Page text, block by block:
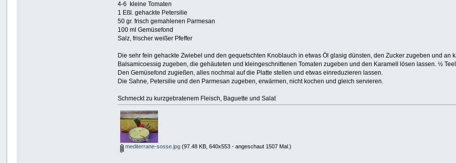
4-6 kleine Tomaten
1 Eßl. gehackte Petersilie
50 gr. frisch gemahlenen Parmesan
100 ml Gemüsefond
Salz, frischer weißer Pfeffer
Die sehr fein gehackte Zwiebel und den gequetschten Knoblauch in etwas Öl glasig dünsten, den Zucker zugeben und an
Balsamicoessig zugeben, die gehäuteten und kleingeschnittenen Tomaten zugeben und den Karamell lösen lassen. ½
Den Gemüsefond zugießen, alles nochmal auf die Platte stellen und etwas einreduzieren lassen.
Die Sahne, Petersilie und den Parmesan zugeben, erwärmen, nicht kochen und gleich servieren.
Schmeckt zu kurzgebratenem Fleisch, Baguette und Salat
mediterrane-sosse.jpg (97.48 KB, 640x553 - angeschaut 1507 Mal.)